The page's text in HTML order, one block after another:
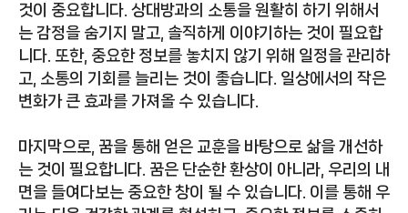
것이 중요합니다. 상대방과의 소통을 원활히 하기 위해서
는 감정을 숨기지 말고, 솔직하게 이야기하는 것이 필요합
니다. 또한, 중요한 정보를 놓치지 않기 위해 일정을 관리하
고, 소통의 기회를 늘리는 것이 좋습니다. 일상에서의 작은
변화가 큰 효과를 가져올 수 있습니다.
마지막으로, 꿈을 통해 얻은 교훈을 바탕으로 삶을 개선하
는 것이 필요합니다. 꿈은 단순한 환상이 아니라, 우리의 내
면을 들여다보는 중요한 창이 될 수 있습니다. 이를 통해 우